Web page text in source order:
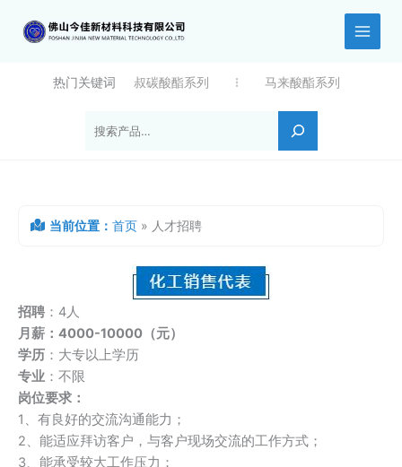
热门关键词 叔碳酸酯系列 马来酸酯系列
当前位置： 首页 » 人才招聘
招聘 ：4人
月薪：4000-10000（元）
学历 ：大专以上学历
专业 ：不限
岗位要求：
1、有良好的交流沟通能力；
2、能适应拜访客户，与客户现场交流的工作方式；
3、能承受较大工作压力；